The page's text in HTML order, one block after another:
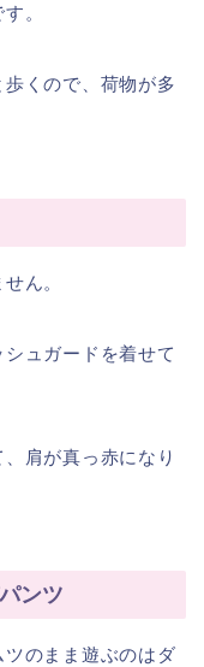
。
くので、荷物が多
ん。
ュガードを着せて
肩が真っ赤になり
ンツ
のまま遊ぶのはダ